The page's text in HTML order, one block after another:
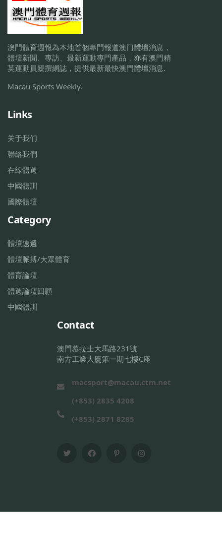
澳門體育週報為本地首個專門報道澳门體壇消息，
體壇新聞、專訪、最新運動專門產品，亦有澳門精
英運動員親撰網誌，提供最新最快澳門體壇消息.
Macau Sports Weekly.
Links
关于我们
聯絡我們
在線體週
中國體訓
國際體壇
Category
體壇速遞
體壇脈搏/大眾體育
體育論壇
體週論壇回顧
中國體訓
Contact
澳門慕拉士大馬路231號
南方工業大廈第一期七樓C座
macsport@macau.ctm.net
(+853) 2835 4208
(+853) 2871 8285